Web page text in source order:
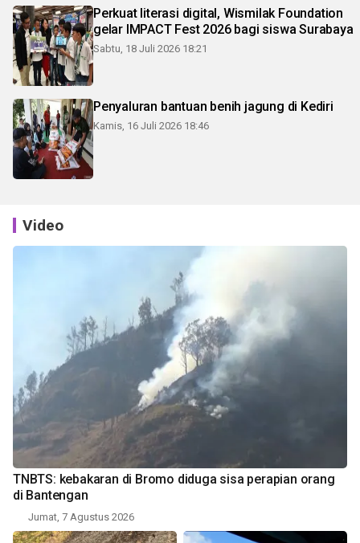
Perkuat literasi digital, Wismilak Foundation
gelar IMPACT Fest 2026 bagi siswa Surabaya
Sabtu, 18 Juli 2026 18:21
Penyaluran bantuan benih jagung di Kediri
Kamis, 16 Juli 2026 18:46
Video
TNBTS: kebakaran di Bromo diduga sisa perapian orang
di Bantengan
Jumat, 7 Agustus 2026